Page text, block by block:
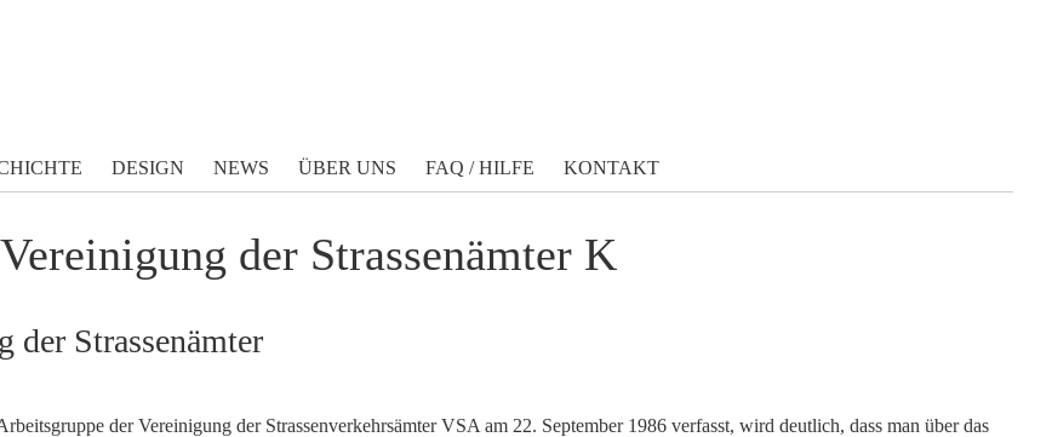
DESIGN NEWS ÜBER UNS FAQ / HILFE KONTAKT
der Strassenämter K
der Strassenämter
der Vereinigung der Strassenverkehrsämter VSA am 22. September 1986 verfasst, wird deutlich, dass man über das